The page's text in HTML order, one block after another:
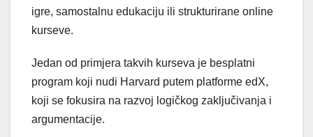
igre, samostalnu edukaciju ili strukturirane online
kurseve.
Jedan od primjera takvih kurseva je besplatni
program koji nudi Harvard putem platforme edX,
koji se fokusira na razvoj logičkog zaključivanja i
argumentacije.